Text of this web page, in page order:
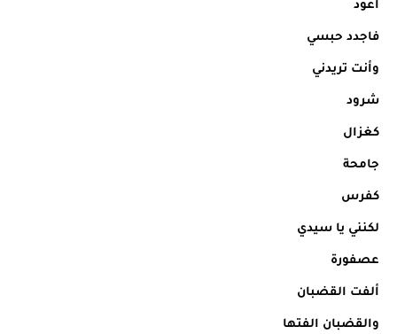
اعود
فاجدد حبسي
وأنت تريدني
شرود
كغزال
جامحة
كفرس
لكنني يا سيدي
عصفورة
ألفت القضبان
والقضبان الفتها